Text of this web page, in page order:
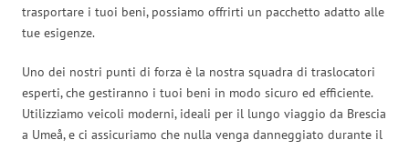
trasportare i tuoi beni, possiamo offrirti un pacchetto adatto alle
tue esigenze.
Uno dei nostri punti di forza è la nostra squadra di traslocatori
esperti, che gestiranno i tuoi beni in modo sicuro ed efficiente.
Utilizziamo veicoli moderni, ideali per il lungo viaggio da Brescia
a Umeå, e ci assicuriamo che nulla venga danneggiato durante il